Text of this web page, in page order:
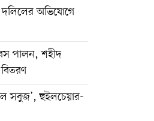
দলিলের অভিযোগে
পালন, শহীদ
সবুজ’, হুইলচেয়ার-